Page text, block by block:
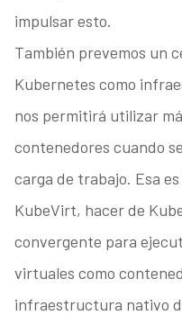
impulsar esto.
También prevemos un
Kubernetes como
nos permitirá utilizar
contenedores cuando
carga de trabajo. Esa
KubeVirt, hacer de
convergente para
virtuales como
infraestructura nativo